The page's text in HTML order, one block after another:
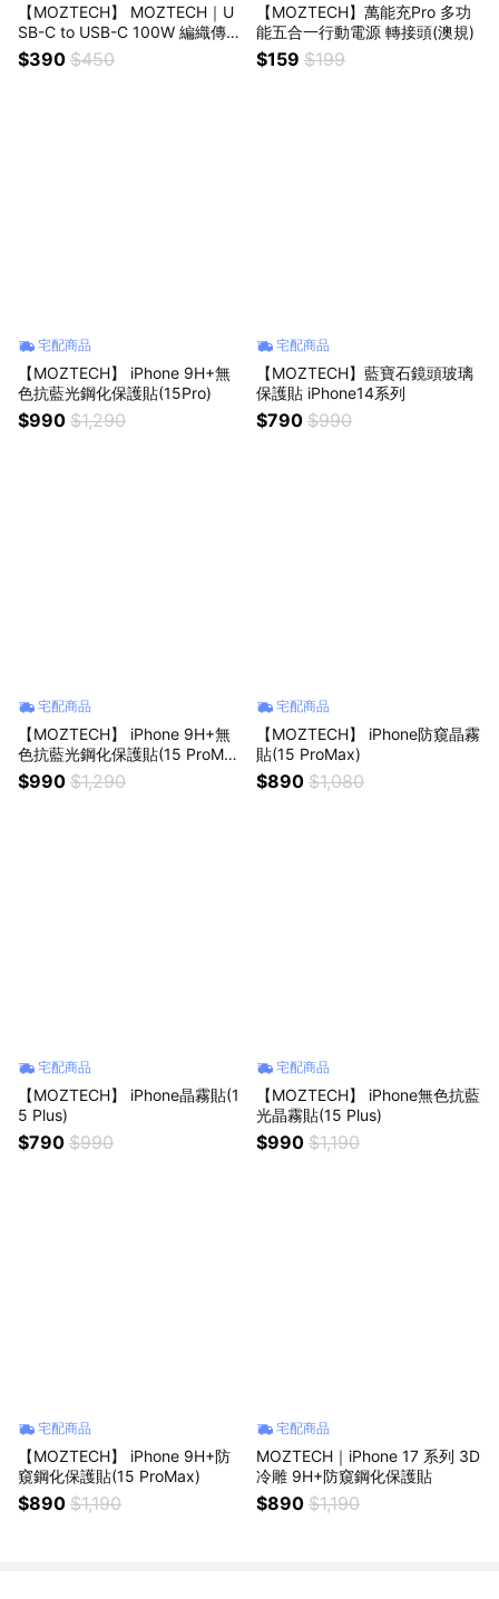
【MOZTECH】 MOZTECH｜U
SB-C to USB-C 100W 編織傳輸
充電線
$390 $450
【MOZTECH】萬能充Pro 多功
能五合一行動電源 轉接頭(澳規)
$159 $199
宅配商品
【MOZTECH】 iPhone 9H+無
色抗藍光鋼化保護貼(15Pro)
$990 $1,290
宅配商品
【MOZTECH】藍寶石鏡頭玻璃
保護貼 iPhone14系列
$790 $990
宅配商品
【MOZTECH】 iPhone 9H+無
色抗藍光鋼化保護貼(15 ProMa
x)
$990 $1,290
宅配商品
【MOZTECH】 iPhone防窺晶霧
貼(15 ProMax)
$890 $1,080
宅配商品
【MOZTECH】 iPhone晶霧貼(1
5 Plus)
$790 $990
宅配商品
【MOZTECH】 iPhone無色抗藍
光晶霧貼(15 Plus)
$990 $1,190
宅配商品
【MOZTECH】 iPhone 9H+防
窺鋼化保護貼(15 ProMax)
$890 $1,190
宅配商品
MOZTECH｜iPhone 17 系列 3D
冷雕 9H+防窺鋼化保護貼
$890 $1,190